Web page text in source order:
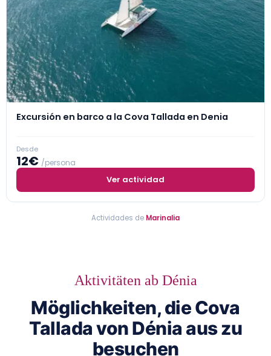
Excursión en barco a la Cova Tallada en Denia
Desde
12€ /persona
Ver actividad
Actividades de Marinalia
Aktivitäten ab Dénia
Möglichkeiten, die Cova
Tallada von Dénia aus zu
besuchen